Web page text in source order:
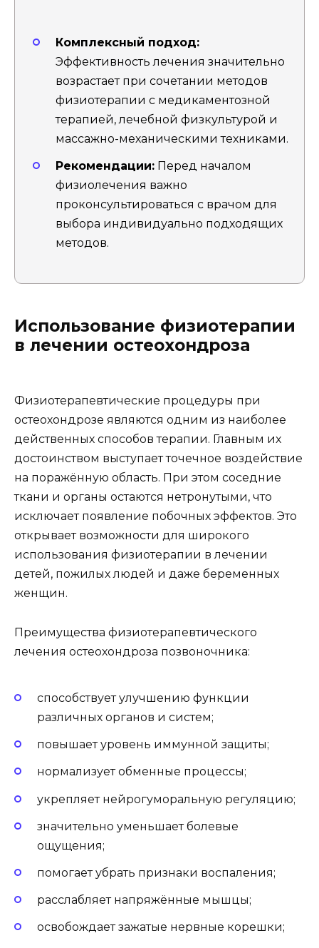
Комплексный подход:
Эффективность лечения значительно
возрастает при сочетании методов
физиотерапии с медикаментозной
терапией, лечебной физкультурой и
массажно-механическими техниками.
Рекомендации: Перед началом
физиолечения важно
проконсультироваться с врачом для
выбора индивидуально подходящих
методов.
Использование физиотерапии
в лечении остеохондроза
Физиотерапевтические процедуры при
остеохондрозе являются одним из наиболее
действенных способов терапии. Главным их
достоинством выступает точечное воздействие
на поражённую область. При этом соседние
ткани и органы остаются нетронутыми, что
исключает появление побочных эффектов. Это
открывает возможности для широкого
использования физиотерапии в лечении
детей, пожилых людей и даже беременных
женщин.
Преимущества физиотерапевтического
лечения остеохондроза позвоночника:
способствует улучшению функции
различных органов и систем;
повышает уровень иммунной защиты;
нормализует обменные процессы;
укрепляет нейрогуморальную регуляцию;
значительно уменьшает болевые
ощущения;
помогает убрать признаки воспаления;
расслабляет напряжённые мышцы;
освобождает зажатые нервные корешки;